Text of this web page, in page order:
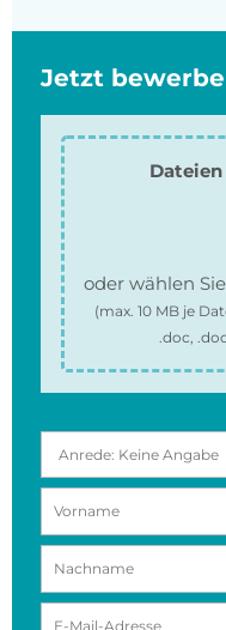
Jetzt
oder wählen
(max. 10 MBje
.doc,